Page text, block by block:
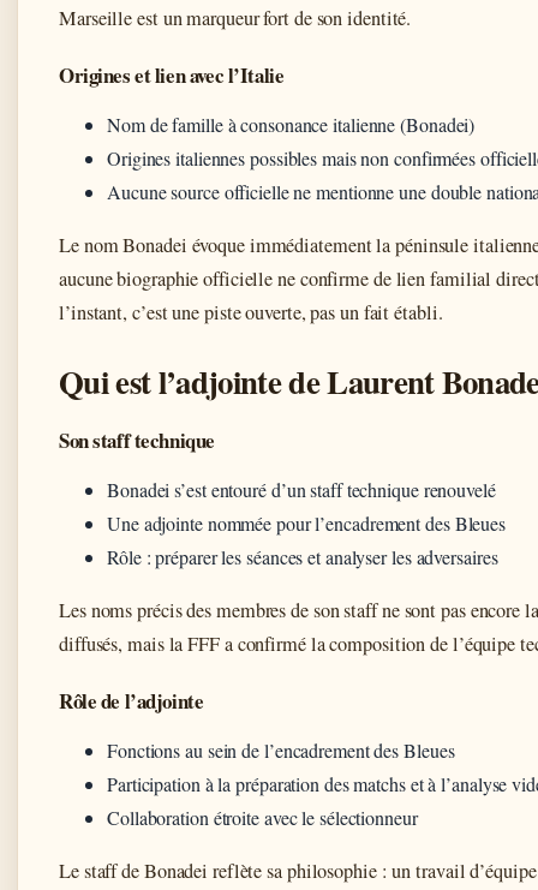
Marseille est un marqueur fort de son identité.
Origines et lien avec l’Italie
Nom de famille à consonance italienne (Bonadei)
Origines italiennes possibles mais non confirmées
Aucune source officielle ne mentionne une double
Le nom Bonadei évoque immédiatement la péninsule
aucune biographie officielle ne confirme de lien familial
l’instant, c’est une piste ouverte, pas un fait établi.
Qui est l’adjointe de Laurent
Son staff technique
Bonadei s’est entouré d’un staff technique renouvelé
Une adjointe nommée pour l’encadrement des Bleues
Rôle : préparer les séances et analyser les adversaires
Les noms précis des membres de son staff ne sont pas encore
diffusés, mais la FFF a confirmé la composition de l’équipe
Rôle de l’adjointe
Fonctions au sein de l’encadrement des Bleues
Participation à la préparation des matchs et à l’analyse
Collaboration étroite avec le sélectionneur
Le staff de Bonadei reflète sa philosophie : un travail